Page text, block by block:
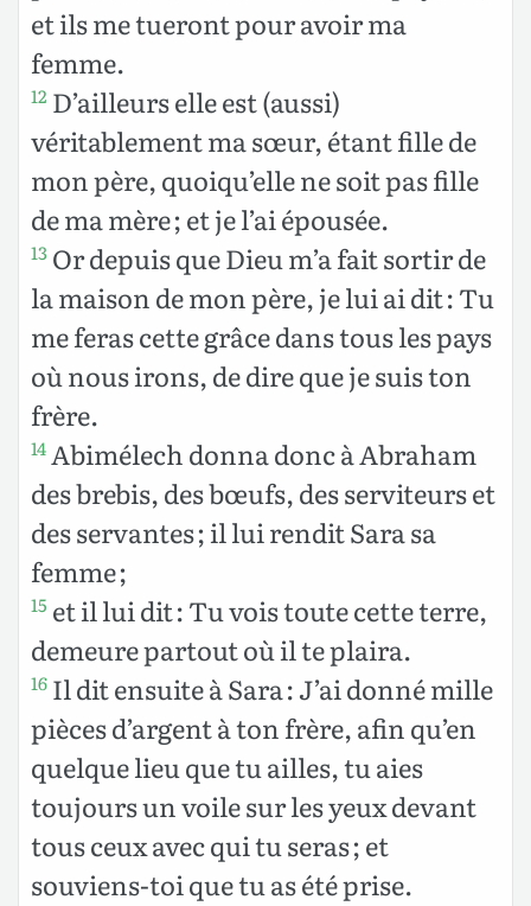
et ils me tueront pour avoir ma
femme.
12 D’ailleurs elle est (aussi)
véritablement ma sœur, étant fille de
mon père, quoiqu’elle ne soit pas fille
de ma mère ; et je l’ai épousée.
13 Or depuis que Dieu m’a fait sortir de
la maison de mon père, je lui ai dit : Tu
me feras cette grâce dans tous les pays
où nous irons, de dire que je suis ton
frère.
14Abimélech donna donc à Abraham
des brebis, des bœufs, des serviteurs et
des servantes ; il lui rendit Sara sa
femme ;
15 et il lui dit : Tu vois toute cette terre,
demeure partout où il te plaira.
16 Il dit ensuite à Sara : J’ai donné mille
pièces d’argent à ton frère, afin qu’en
quelque lieu que tu ailles, tu aies
toujours un voile sur les yeux devant
tous ceux avec qui tu seras ; et
souviens-toi que tu as été prise.